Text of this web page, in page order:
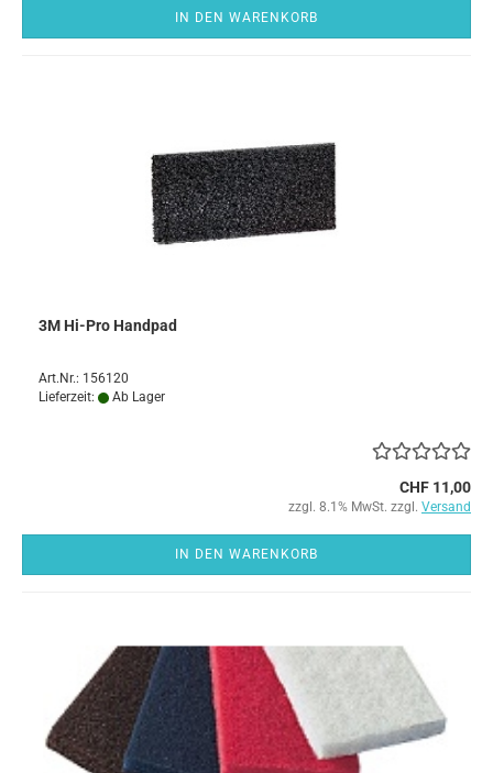
IN DEN WARENKORB
3M Hi-Pro Handpad
Art.Nr.: 156120
Lieferzeit:
Ab Lager
CHF 11,00
zzgl. 8.1% MwSt. zzgl. Versand
IN DEN WARENKORB